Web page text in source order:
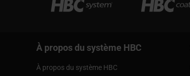
À propos du système HBC
À propos du système HBC